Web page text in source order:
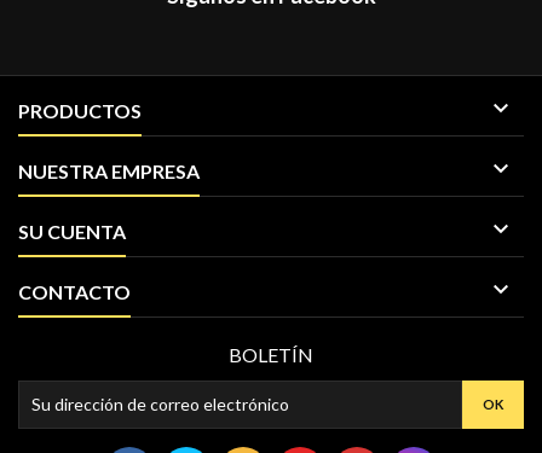
PRODUCTOS 
NUESTRA EMPRESA 
SU CUENTA 
CONTACTO 
BOLETÍN